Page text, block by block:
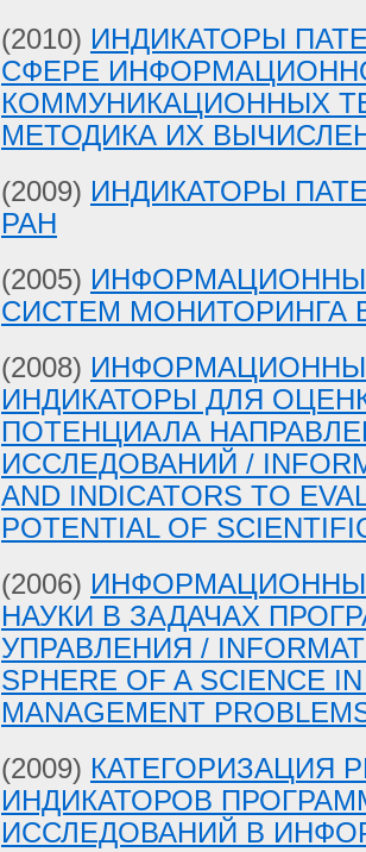
(2010) ИНДИКАТОРЫ
СФЕРЕ
КОММУНИКАЦИОННЫХ
МЕТОДИКА ИХ
(2009) ИНДИКАТОРЫ
РАН
(2005)
СИСТЕМ МОНИТОРИНГА
(2008)
ИНДИКАТОРЫ ДЛЯ
ПОТЕНЦИАЛА
ИССЛЕДОВАНИЙ /
AND INDICATORS TO
POTENTIAL OF
(2006)
НАУКИ В ЗАДАЧАХ
УПРАВЛЕНИЯ /
SPHERE OF A SCIENCE
MANAGEMENT
(2009) КАТЕГОРИЗАЦИЯ
ИНДИКАТОРОВ
ИССЛЕДОВАНИЙ В